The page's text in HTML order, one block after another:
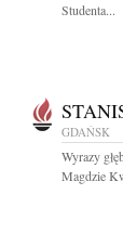
Studenta...
GDAŃSK
Wyrazy
Magdzie